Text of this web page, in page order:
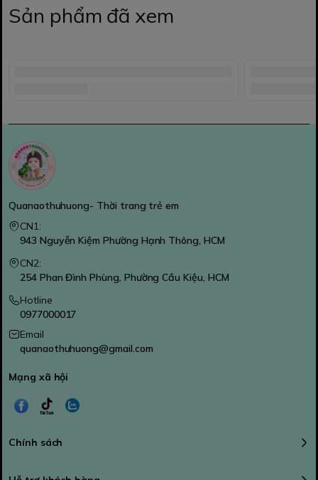
Sản phẩm đã xem
Quanaothuhuong- Thời trang trẻ em
CN1:
943 Nguyễn Kiệm Phường Hạnh Thông, HCM
CN2:
254 Phan Đình Phùng, Phường Cầu Kiệu, HCM
Hotline
0977000017
Email
quanaothuhuong@gmail.com
Mạng xã hội
Chính sách